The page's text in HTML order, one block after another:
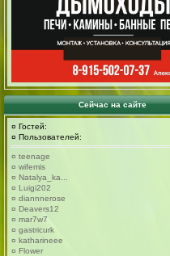
Сейчас на сайте
¤ Гостей:
¤ Пользователей:
¤ teenage
¤ wifemis
¤ Natalya_ka...
¤ Luigi202
¤ diannnerose
¤ Deavers12
¤ mar7w7
¤ gastricurk
¤ katharineee
¤ Flower